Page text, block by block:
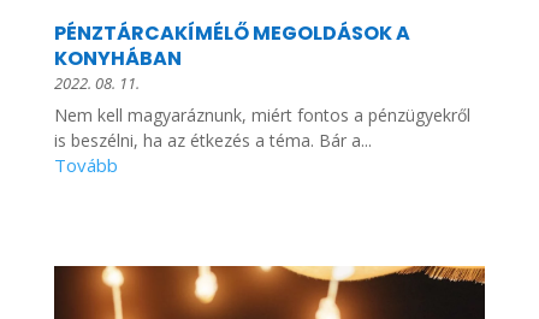
PÉNZTÁRCAKÍMÉLŐ MEGOLDÁSOK A
KONYHÁBAN
2022. 08. 11.
Nem kell magyaráznunk, miért fontos a pénzügyekről
is beszélni, ha az étkezés a téma. Bár a...